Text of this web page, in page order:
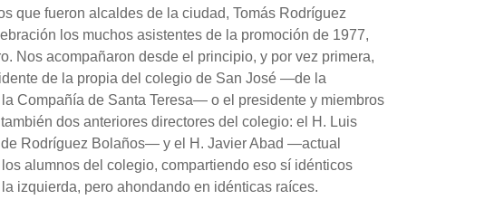
que fueron alcaldes de la ciudad, Tomás Rodríguez
los muchos asistentes de la promoción de 1977,
Nos acompañaron desde el principio, y por vez primera,
de la propia del colegio de San José —de la
Compañía de Santa Teresa— o el presidente y miembros
dos anteriores directores del colegio: el H. Luis
Rodríguez Bolaños— y el H. Javier Abad —actual
alumnos del colegio, compartiendo eso sí idénticos
izquierda, pero ahondando en idénticas raíces.